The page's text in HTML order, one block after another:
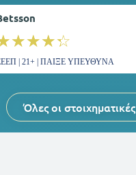
| 21+ | ΠΑΙΞΕ ΥΠΕΥΘΥΝΑ
Όλες οι στοιχηματικές